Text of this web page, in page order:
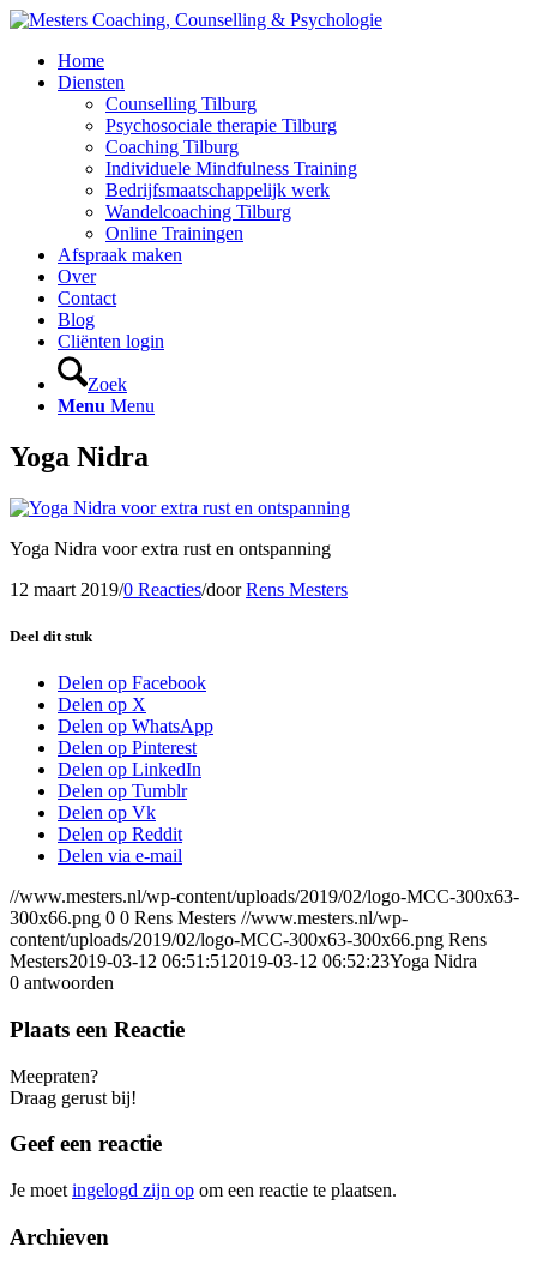
Home
Diensten
Counselling Tilburg
Psychosociale therapie Tilburg
Coaching Tilburg
Individuele Mindfulness Training
Bedrijfsmaatschappelijk werk
Wandelcoaching Tilburg
Online Trainingen
Afspraak maken
Over
Contact
Blog
Cliënten login
Zoek
Menu Menu
Yoga Nidra
Yoga Nidra voor extra rust en ontspanning
12 maart 2019/0 Reacties/doorRens Mesters
Deel dit stuk
Delen op Facebook
Delen op X
Delen op WhatsApp
Delen op Pinterest
Delen op LinkedIn
Delen op Tumblr
Delen op Vk
Delen op Reddit
Delen via e-mail
//www.mesters.nl/wp-content/uploads/2019/02/logo-MCC-300x63-
300x66.png 0 0 Rens Mesters //www.mesters.nl/wp-
content/uploads/2019/02/logo-MCC-300x63-300x66.png Rens
Mesters2019-03-12 06:51:51 2019-03-12 06:52:23Yoga Nidra
0 antwoorden
Plaats een Reactie
Meepraten?
Draag gerust bij!
Geef een reactie
Je moet ingelogd zijn op om een reactie te plaatsen.
Archieven